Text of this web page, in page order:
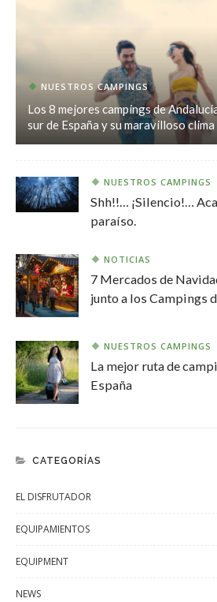
NUESTROS CAMPINGS
Los 8 mejores campings de
sur de España y su maravilloso clima
NUESTROS CAMPINGS
Shh!!… ¡Silencio!…
paraíso.
NOTICIAS
7 Mercados de
junto a los Campings
NUESTROS CAMPINGS
La mejor ruta de
España
CATEGORÍAS
EL DISFRUTADOR
EQUIPAMIENTOS
EQUIPMENT
NEWS